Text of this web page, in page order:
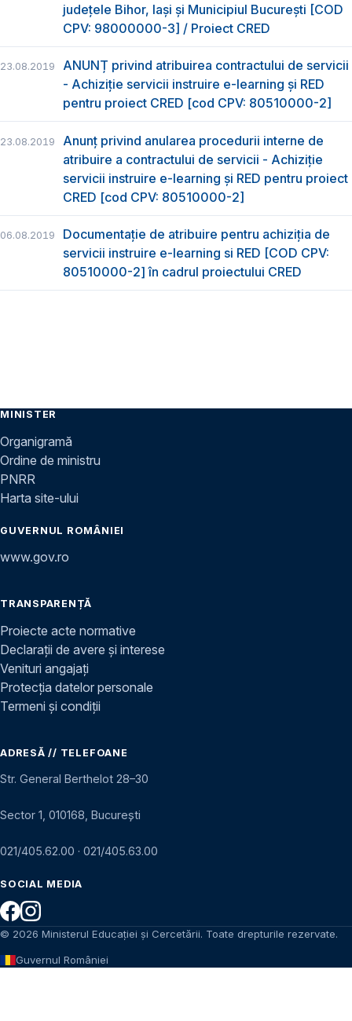
județele Bihor, Iași și Municipiul București [COD
CPV: 98000000-3] / Proiect CRED
23.08.2019
ANUNȚ privind atribuirea contractului de servicii
- Achiziție servicii instruire e-learning și RED
pentru proiect CRED [cod CPV: 80510000-2]
23.08.2019
Anunț privind anularea procedurii interne de
atribuire a contractului de servicii - Achiziție
servicii instruire e-learning și RED pentru proiect
CRED [cod CPV: 80510000-2]
06.08.2019
Documentație de atribuire pentru achiziţia de
servicii instruire e-learning si RED [COD CPV:
80510000-2] în cadrul proiectului CRED
MINISTER
Organigramă
Ordine de ministru
PNRR
Harta site-ului
GUVERNUL ROMÂNIEI
www.gov.ro
TRANSPARENȚĂ
Proiecte acte normative
Declarații de avere și interese
Venituri angajați
Protecția datelor personale
Termeni și condiții
ADRESĂ // TELEFOANE
Str. General Berthelot 28–30
Sector 1, 010168, București
021/405.62.00 · 021/405.63.00
SOCIAL MEDIA
© 2026 Ministerul Educației și Cercetării. Toate drepturile rezervate.
Guvernul României